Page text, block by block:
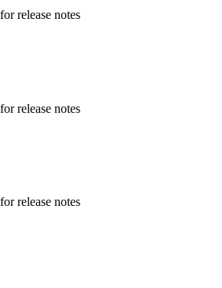
release notes
release notes
release notes